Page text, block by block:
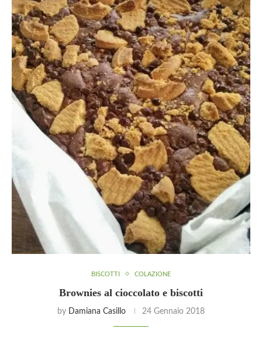
BISCOTTI COLAZIONE
Brownies al cioccolato e biscotti
by Damiana Casillo 24 Gennaio 2018